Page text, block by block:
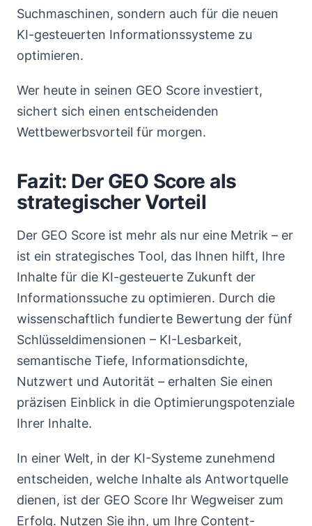
Suchmaschinen, sondern auch für die neuen
KI-gesteuerten Informationssysteme zu
optimieren.
Wer heute in seinen GEO Score investiert,
sichert sich einen entscheidenden
Wettbewerbsvorteil für morgen.
Fazit: Der GEO Score als
strategischer Vorteil
Der GEO Score ist mehr als nur eine Metrik – er
ist ein strategisches Tool, das Ihnen hilft, Ihre
Inhalte für die KI-gesteuerte Zukunft der
Informationssuche zu optimieren. Durch die
wissenschaftlich fundierte Bewertung der fünf
Schlüsseldimensionen – KI-Lesbarkeit,
semantische Tiefe, Informationsdichte,
Nutzwert und Autorität – erhalten Sie einen
präzisen Einblick in die Optimierungspotenziale
Ihrer Inhalte.
In einer Welt, in der KI-Systeme zunehmend
entscheiden, welche Inhalte als Antwortquelle
dienen, ist der GEO Score Ihr Wegweiser zum
Erfolg. Nutzen Sie ihn, um Ihre Content-